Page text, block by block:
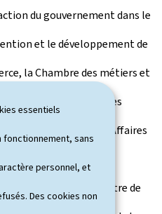
essentiels
fonctionnement, sans
personnel, et
Des cookies non
du gouvernement dans le
et le développement de
la Chambre des métiers et
ainsi que les
le Travail, les Affaires
les Finances, la
Le ministre de